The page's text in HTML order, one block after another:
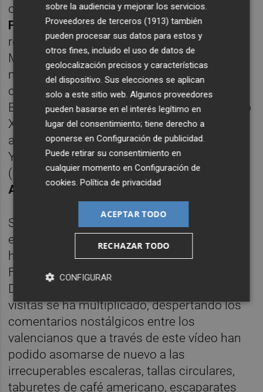
compuesta por el trascendentalOsvaldo
Farrés . Desde entonces y con distintos
resortes ha quedado clara la relación de
Mariscal con Cuba, también a través de la
música de este trascendental músico
cubano y que desde el interior del bar
Barrachina y con distintas estéticas del siglo
XX e imágenes de archivo de la ciudad y el
artista fueron subidas a su canal de
YouTube hace ahora casi cuatro años
(incluida esa escena final conRosita
Amores).
Su activa relación con las redes sociales,
especialmente desde el pasado 2016,
hicieron pasar el vídeo por su muro de
Facebookel pasado viernes 19 de enero
Durante el fin de semana su número de
visitas se ha multiplicado, despertando los
comentarios nostálgicos entre los
valencianos que a través de este vídeo han
podido asomarse de nuevo a las
irrecuperables escaleras, tallas circulares,
taburetes de café americano, escaparates
sobre la audiencia y mejorar los servicios.
Proveedores de terceros (1913) también
pueden procesar sus datos para estos y
otros fines, incluido el uso de datos de
geolocalización precisos y características
del dispositivo. Sus elecciones se aplican
solo a este sitio web. Algunos proveedores
pueden basarse en el interés legítimo en
lugar del consentimiento; tiene derecho a
oponerse enConfiguración de publicidad
Puede retirar su consentimiento en
cualquier momento enConfiguración de
cookies .Política de privacidad
ACEPTAR TODO
RECHAZAR TODO
CONFIGURAR